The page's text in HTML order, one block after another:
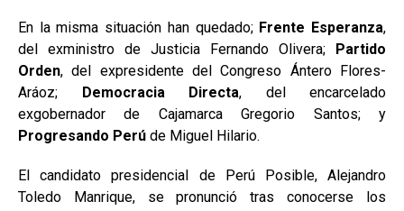
En la misma situación han quedado; Frente Esperanza,
del exministro de Justicia Fernando Olivera; Partido
Orden, del expresidente del Congreso Ántero Flores-
Aráoz; Democracia Directa, del encarcelado
exgobernador de Cajamarca Gregorio Santos; y
Progresando Perú de Miguel Hilario.
El candidato presidencial de Perú Posible, Alejandro
Toledo Manrique, se pronunció tras conocerse los